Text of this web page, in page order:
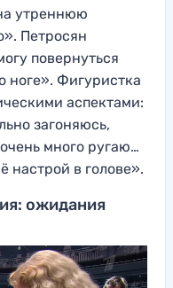
утреннюю
Петросян
повернуться
ноге». Фигуристка
аспектами:
загоняюсь,
много ругаю…
настрой в голове».
ожидания